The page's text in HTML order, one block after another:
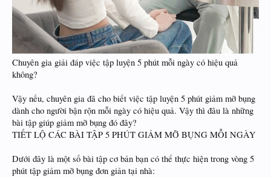
Chuyên gia giải đáp việc tập luyện 5 phút mỗi ngày có hiệu quả
không?
Vậy nếu, chuyên gia đã cho biết việc tập luyện 5 phút giảm mỡ bụng
dành cho người bận rộn mỗi ngày có hiệu quả. Vậy thì đâu là những
bài tập giúp giảm mỡ bụng đó đây?
TIẾT LỘ CÁC BÀI TẬP 5 PHÚT GIẢM MỠ BỤNG MỖI NGÀY
Dưới đây là một số bài tập cơ bản bạn có thể thực hiện trong vòng 5
phút tập giảm mỡ bụng đơn giản tại nhà: